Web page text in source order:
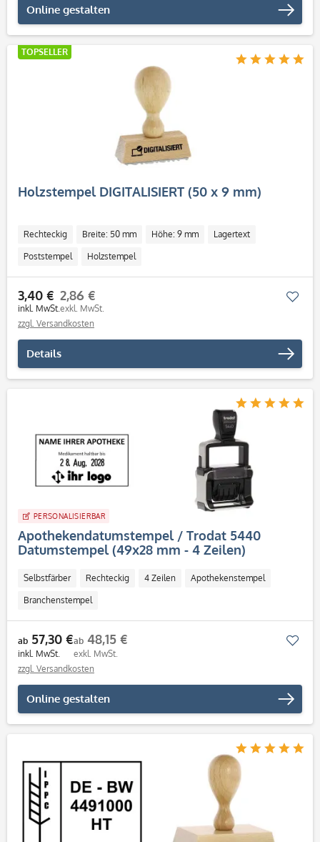
Online gestalten
TOPSELLER
Holzstempel DIGITALISIERT (50 x 9 mm)
Rechteckig Breite: 50 mm Höhe: 9 mm Lagertext
Poststempel Holzstempel
3,40 €
inkl. MwSt.
2,86 €
exkl. MwSt.
zzgl. Versandkosten
Details
PERSONALISIERBAR
Apothekendatumstempel / Trodat 5440
Datumstempel (49x28 mm - 4 Zeilen)
Selbstfärber Rechteckig 4 Zeilen Apothekenstempel
Branchenstempel
ab 57,30 €
inkl. MwSt.
ab 48,15 €
exkl. MwSt.
zzgl. Versandkosten
Online gestalten